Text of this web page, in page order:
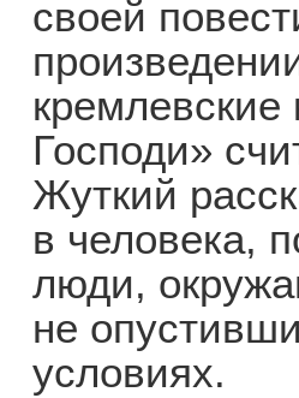
своей
Господи»
Жуткий
в человека,
люди,
не
условиях.